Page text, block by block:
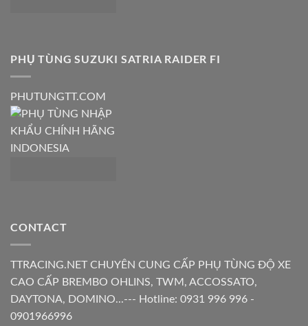
PHỤ TÙNG SUZUKI SATRIA RAIDER FI
PHUTUNGTT.COM
CONTACT
TTRACING.NET CHUYÊN CUNG CẤP PHỤ TÙNG ĐỘ XE
CAO CẤP BREMBO OHLINS, TWM, ACCOSSATO,
DAYTONA, DOMINO...--- Hotline: 0931 996 996 -
0901966996